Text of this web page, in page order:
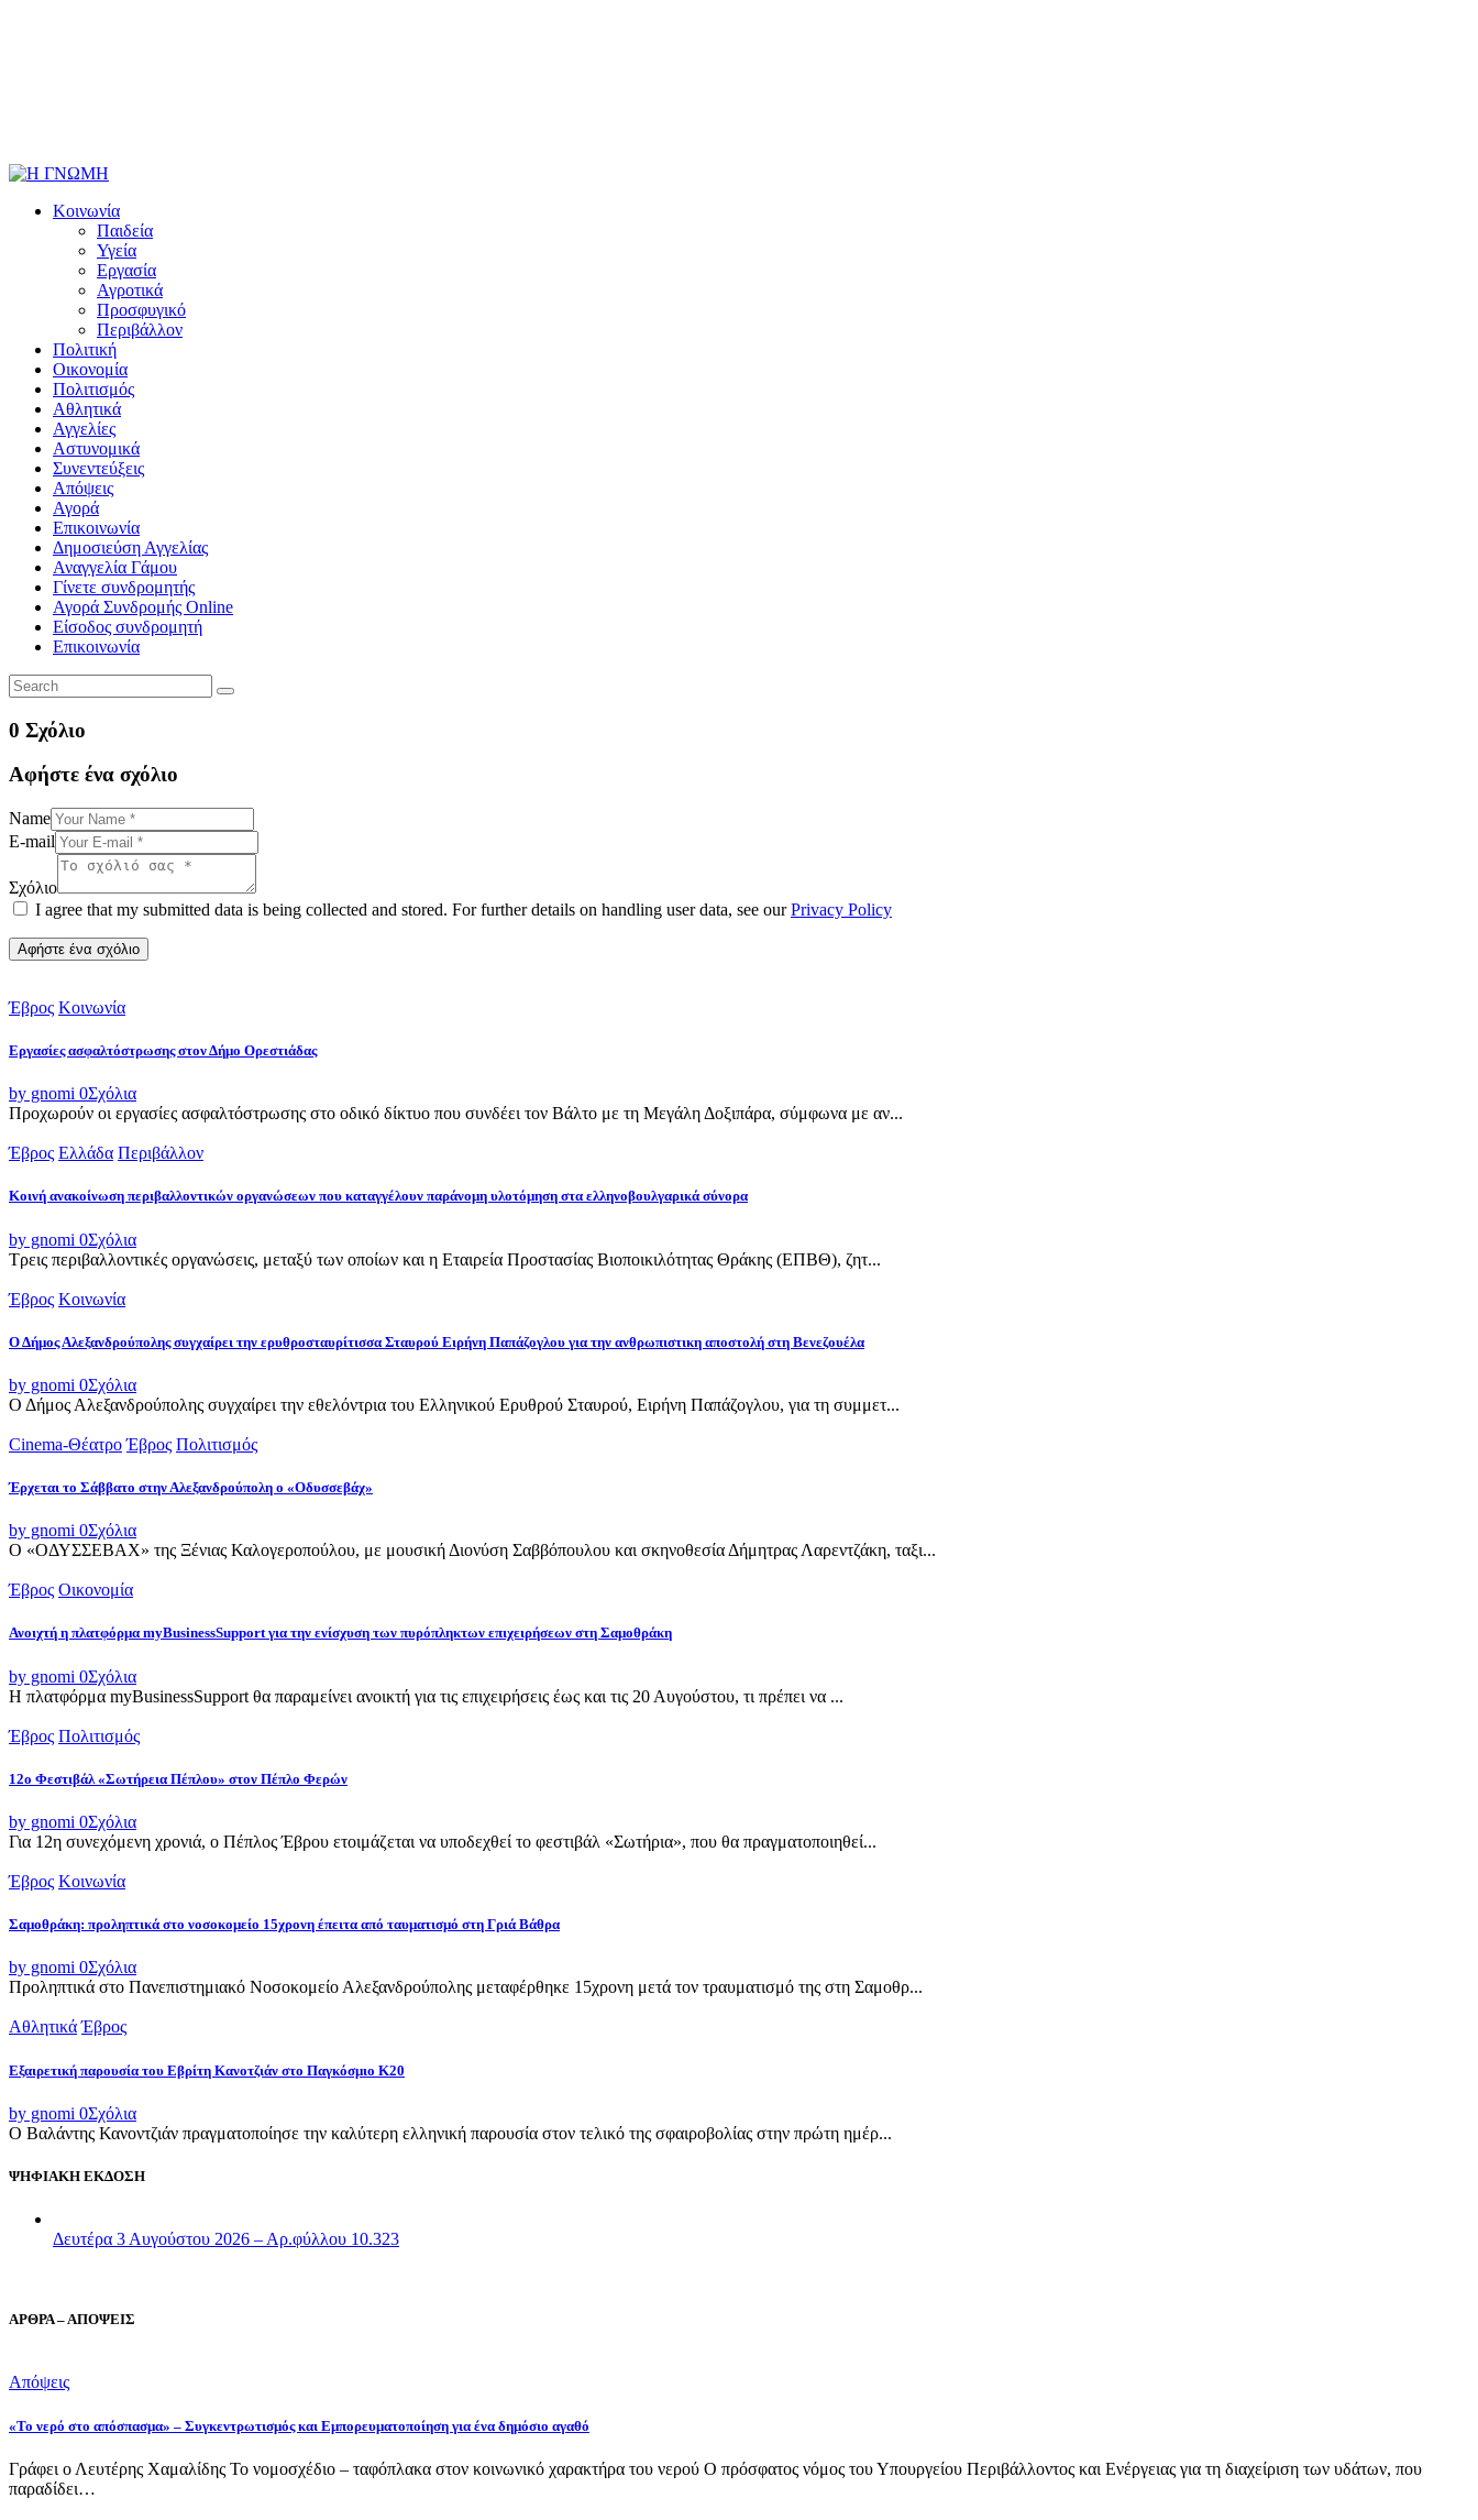
Κοινωνία
Παιδεία
Υγεία
Εργασία
Αγροτικά
Προσφυγικό
Περιβάλλον
Πολιτική
Οικονομία
Πολιτισμός
Αθλητικά
Αγγελίες
Αστυνομικά
Συνεντεύξεις
Απόψεις
Αγορά
Επικοινωνία
Δημοσιεύση Αγγελίας
Αναγγελία Γάμου
Γίνετε συνδρομητής
Αγορά Συνδρομής Online
Είσοδος συνδρομητή
Επικοινωνία
0 Σχόλιο
Αφήστε ένα σχόλιο
Name
E-mail
Σχόλιο
I agree that my submitted data is being collected and stored. For further details on handling user data, see ourPrivacy Policy
Έβρος Κοινωνία
Εργασίες ασφαλτόστρωσης στον Δήμο Ορεστιάδας
by gnomi 0Σχόλια
Προχωρούν οι εργασίες ασφαλτόστρωσης στο οδικό δίκτυο που συνδέει τον Βάλτο με τη Μεγάλη Δοξιπάρα, σύμφωνα με αν...
Έβρος Ελλάδα Περιβάλλον
Κοινή ανακοίνωση περιβαλλοντικών οργανώσεων που καταγγέλουν παράνομη υλοτόμηση στα ελληνοβουλγαρικά σύνορα
by gnomi 0Σχόλια
Τρεις περιβαλλοντικές οργανώσεις, μεταξύ των οποίων και η Εταιρεία Προστασίας Βιοποικιλότητας Θράκης (ΕΠΒΘ), ζητ...
Έβρος Κοινωνία
Ο Δήμος Αλεξανδρούπολης συγχαίρει την ερυθροσταυρίτισσα Σταυρού Ειρήνη Παπάζογλου για την ανθρωπιστικη αποστολή στη Βενεζουέλα
by gnomi 0Σχόλια
Ο Δήμος Αλεξανδρούπολης συγχαίρει την εθελόντρια του Ελληνικού Ερυθρού Σταυρού, Ειρήνη Παπάζογλου, για τη συμμετ...
Cinema-Θέατρο Έβρος Πολιτισμός
Έρχεται το Σάββατο στην Αλεξανδρούπολη ο «Οδυσσεβάχ»
by gnomi 0Σχόλια
Ο «ΟΔΥΣΣΕΒΑΧ» της Ξένιας Καλογεροπούλου, με μουσική Διονύση Σαββόπουλου και σκηνοθεσία Δήμητρας Λαρεντζάκη, ταξι...
Έβρος Οικονομία
Ανοιχτή η πλατφόρμα myBusinessSupport για την ενίσχυση των πυρόπληκτων επιχειρήσεων στη Σαμοθράκη
by gnomi 0Σχόλια
Η πλατφόρμα myBusinessSupport θα παραμείνει ανοικτή για τις επιχειρήσεις έως και τις 20 Αυγούστου, τι πρέπει να ...
Έβρος Πολιτισμός
12ο Φεστιβάλ «Σωτήρεια Πέπλου» στον Πέπλο Φερών
by gnomi 0Σχόλια
Για 12η συνεχόμενη χρονιά, ο Πέπλος Έβρου ετοιμάζεται να υποδεχθεί το φεστιβάλ «Σωτήρια», που θα πραγματοποιηθεί...
Έβρος Κοινωνία
Σαμοθράκη: προληπτικά στο νοσοκομείο 15χρονη έπειτα από ταυματισμό στη Γριά Βάθρα
by gnomi 0Σχόλια
Προληπτικά στο Πανεπιστημιακό Νοσοκομείο Αλεξανδρούπολης μεταφέρθηκε 15χρονη μετά τον τραυματισμό της στη Σαμοθρ...
Αθλητικά Έβρος
Εξαιρετική παρουσία του Εβρίτη Κανοτζιάν στο Παγκόσμιο Κ20
by gnomi 0Σχόλια
Ο Βαλάντης Κανοντζιάν πραγματοποίησε την καλύτερη ελληνική παρουσία στον τελικό της σφαιροβολίας στην πρώτη ημέρ...
ΨΗΦΙΑΚΗ ΕΚΔΟΣΗ
Δευτέρα 3 Αυγούστου 2026 – Αρ.φύλλου 10.323
ΑΡΘΡΑ – ΑΠΟΨΕΙΣ
Απόψεις
«Το νερό στο απόσπασμα» – Συγκεντρωτισμός και Εμπορευματοποίηση για ένα δημόσιο αγαθό
Γράφει ο Λευτέρης Χαμαλίδης Το νομοσχέδιο – ταφόπλακα στον κοινωνικό χαρακτήρα του νερού Ο πρόσφατος νόμος του Υπουργείου Περιβάλλοντος και Ενέργειας για τη διαχείριση των υδάτων, που
παραδίδει…